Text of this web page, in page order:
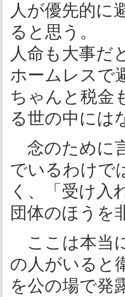
人が優先的に
ると思う。
人命も大事だ
ホームレスで
ちゃんと税金
る世の中には
念のために
でいるわけで
く、「受け入
団体のほうを
ここは本当
の人がいると
を公の場で発